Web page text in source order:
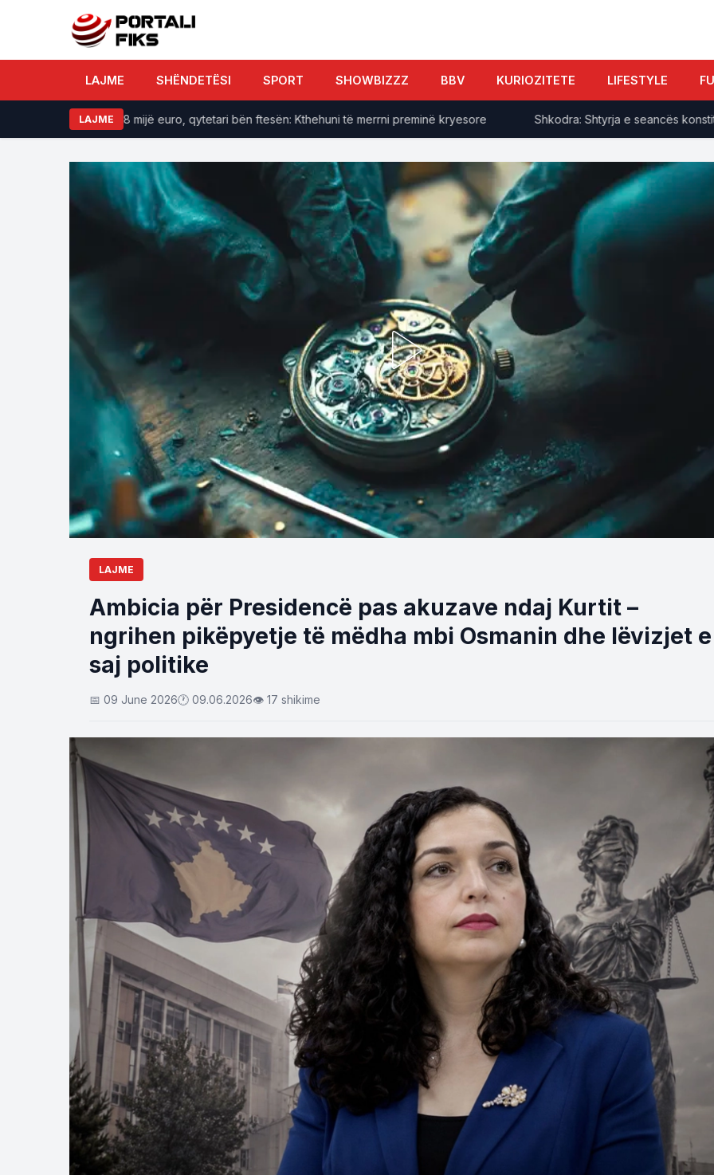
LAJME SHËNDETËSI SPORT SHOWBIZZZ BBV KURIOZITETE LIFESTYLE
LAJME
argjend e afro 8 mijë euro, qytetari bën ftesën: Kthehuni të merrni preminë kryesore Shkodra: Shtyrja e seancës
LAJME
Ambicia për Presidencë pas akuzave ndaj Kurtit –
ngrihen pikëpyetje të mëdha mbi Osmanin dhe lëvizjet e
saj politike
📅 09 June 2026🕐 09.06.2026👁 17 shikime